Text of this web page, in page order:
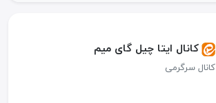
کانال ایتا چیل گای میم
کانال سرگرمی